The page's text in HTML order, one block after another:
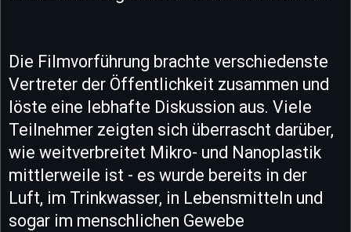
Die Filmvorführung brachte verschiedenste
Vertreter der Öffentlichkeit zusammen und
löste eine lebhafte Diskussion aus. Viele
Teilnehmer zeigten sich überrascht darüber,
wie weitverbreitet Mikro- und Nanoplastik
mittlerweile ist - es wurde bereits in der
Luft, im Trinkwasser, in Lebensmitteln und
sogar im menschlichen Gewebe